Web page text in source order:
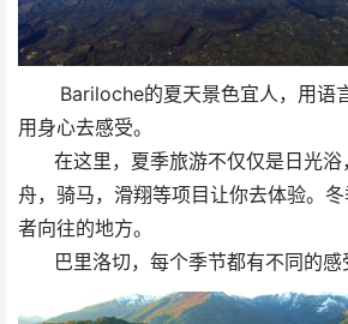
Bariloche的夏天景色宜人，用语
用身心去感受。
在这里，夏季旅游不仅仅是日光浴
舟，骑马，滑翔等项目让你去体验。
者向往的地方。
巴里洛切，每个季节都有不同的感